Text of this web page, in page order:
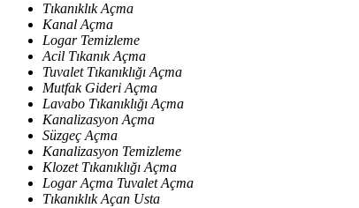
Tıkanıklık Açma
Kanal Açma
Logar Temizleme
Acil Tıkanık Açma
Tuvalet Tıkanıklığı Açma
Mutfak Gideri Açma
Lavabo Tıkanıklığı Açma
Kanalizasyon Açma
Süzgeç Açma
Kanalizasyon Temizleme
Klozet Tıkanıklığı Açma
Logar Açma Tuvalet Açma
Tıkanıklık Açan Usta